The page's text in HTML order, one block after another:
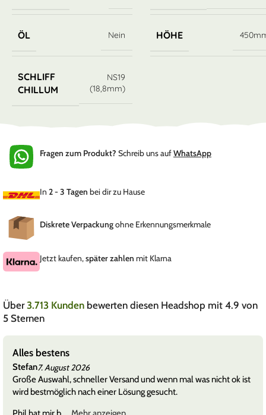
ÖL Nein HÖHE
SCHLIFF
CHILLUM
NS19
(18,8mm)
Fragen zum Produkt? Schreib uns aufWhatsApp
In 2 - 3 Tagen bei dir zu Hause
Diskrete Verpackungohne Erkennungsmerkmale
Jetzt kaufen,später zahlen mit Klarna
Über3.713 Kunden bewerten diesen Headshop mit 4.9 von
5 Sternen
Alles bestens
Stefan7. August 2026
Große Auswahl, schneller Versand und wenn mal was nicht ok ist
wird bestmöglich nach einer Lösung gesucht.